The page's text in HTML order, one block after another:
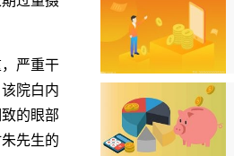
严重干
院白内
的眼部
先生的